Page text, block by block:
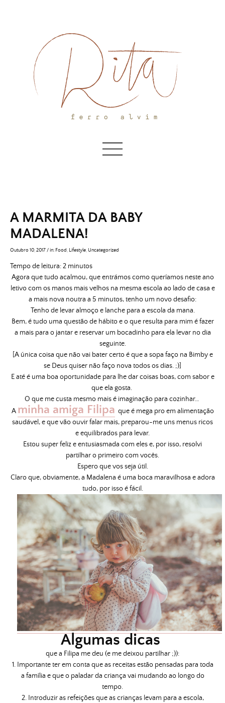
A MARMITA DA BABY
MADALENA!
Outubro 10, 2017/in: Food Lifestyle Uncategorized
Tempo de leitura:2 minutos
Agora que tudo acalmou, que entrámos como queríamos neste ano
letivo com os manos mais velhos na mesma escola ao lado de casa e
a mais nova noutra a 5 minutos, tenho um novo desafio:
Tenho de levar almoço e lanche para a escola da mana.
Bem, é tudo uma questão de hábito e o que resulta para mim é fazer
a mais para o jantar e reservar um bocadinho para ela levar no dia
seguinte.
[A única coisa que não vai bater certo é que a sopa faço na Bimby e
se Deus quiser não faço nova todos os dias. ;)]
E até é uma boa oportunidade para lhe dar coisas boas, com sabor e
que ela gosta.
O que me custa mesmo mais é imaginação para cozinhar…
A minha amiga Filipa que é mega pro em alimentação
saudável, e que vão ouvir falar mais, preparou-me uns menus ricos
e equilibrados para levar.
Estou super feliz e entusiasmada com eles e, por isso, resolvi
partilhar o primeiro com vocês.
Espero que vos seja útil.
Claro que, obviamente, a Madalena é uma boca maravilhosa e adora
tudo, por isso é fácil.
Algumas dicas
que a Filipa me deu (e me deixou partilhar ;)):
1. Importante ter em conta que as receitas estão pensadas para toda
a família e que o paladar da criança vai mudando ao longo do
tempo.
2. Introduzir as refeições que as crianças levam para a escola,